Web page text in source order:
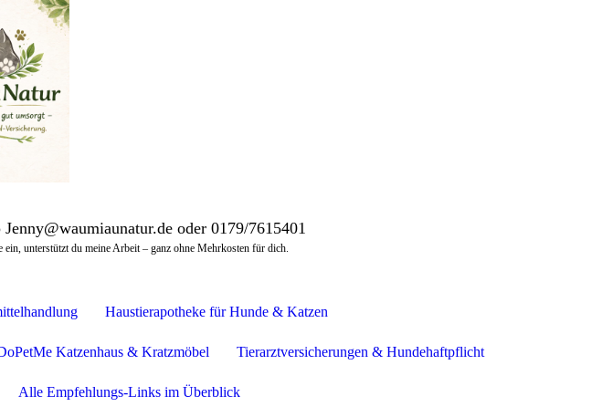
oder 0179/7615401
unterstützt du meine Arbeit – ganz ohne Mehrkosten für dich.
Haustierapotheke für Hunde & Katzen
Katzenhaus & Kratzmöbel Tierarztversicherungen & Hundehaftpflicht
Alle Empfehlungs-Links im Überblick